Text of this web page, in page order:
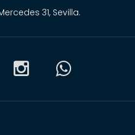
31, Sevilla.